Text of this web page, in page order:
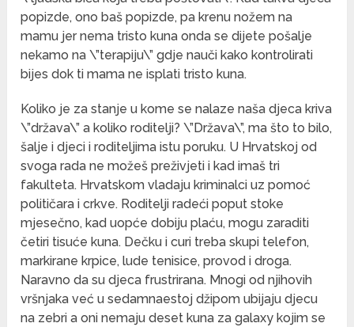
popizde, ono baš popizde, pa krenu nožem na
mamu jer nema tristo kuna onda se dijete pošalje
nekamo na \”terapiju\” gdje nauči kako kontrolirati
bijes dok ti mama ne isplati tristo kuna.
Koliko je za stanje u kome se nalaze naša djeca kriva
\”država\” a koliko roditelji? \”Država\”, ma što to bilo,
šalje i djeci i roditeljima istu poruku. U Hrvatskoj od
svoga rada ne možeš preživjeti i kad imaš tri
fakulteta. Hrvatskom vladaju kriminalci uz pomoć
političara i crkve. Roditelji radeći poput stoke
mjesečno, kad uopće dobiju plaću, mogu zaraditi
četiri tisuće kuna. Dečku i curi treba skupi telefon,
markirane krpice, lude tenisice, provod i droga.
Naravno da su djeca frustrirana. Mnogi od njihovih
vršnjaka već u sedamnaestoj džipom ubijaju djecu
na zebri a oni nemaju deset kuna za galaxy kojim se